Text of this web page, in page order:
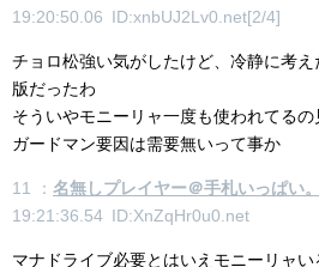
19:20:50.06 ID:xnbUJ2Lv0.net[2/4]
チョロ松強い気がしたけど、冷静に考
版だったわ
そういやモニーリャ一度も使われてる
ガードマン要因は需要無いって事か
11 ： 名無しプレイヤー＠手札いっぱい。
19:21:36.54 ID:XnZqHr0u0.net
マナドライブ必要とはいえモニーリャい